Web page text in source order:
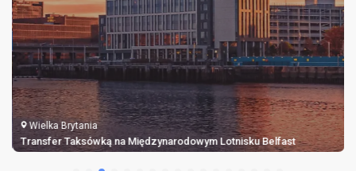
Wielka Brytania
Transfer Taksówką na Międzynarodowym Lotnisku Belfast